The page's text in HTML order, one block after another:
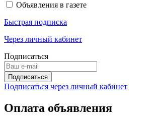
Объявления в газете
Быстрая подписка
Через личный кабинет
Подписаться
Подписаться через личный кабинет
Оплата объявления